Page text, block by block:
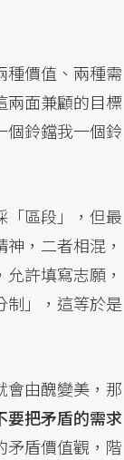
種價值、兩種需
兩面兼顧的目標
個鈴鐺我一個鈴
「區段」，但最
，二者相混，
許填寫志願，
制」，這等於是
會由醜變美，那
要把矛盾的需求
矛盾價值觀，階